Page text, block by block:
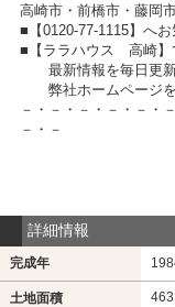
高崎市・前橋市・藤岡
■【0120-77-1115】へ
■【ララハウス 高崎】
最新情報を毎日更新
弊社ホームページ
－・－・－・－・－・
－・－
詳細情報
完成年
土地面積